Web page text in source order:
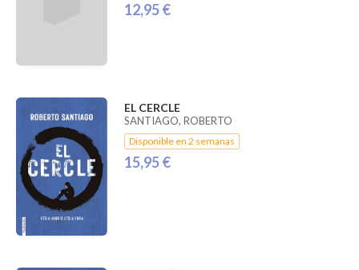
12,95 €
EL CERCLE
SANTIAGO, ROBERTO
Disponible en 2 semanas
15,95 €